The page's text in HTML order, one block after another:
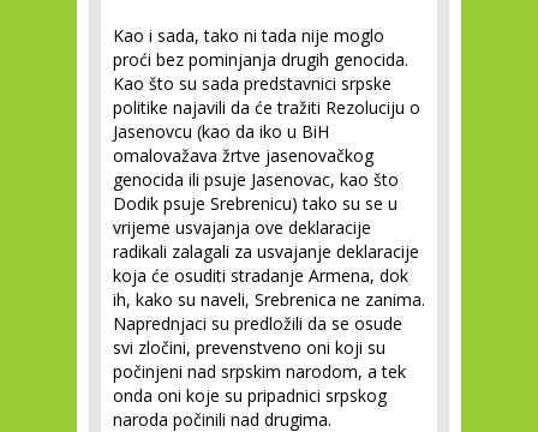
Kao i sada, tako ni tada nije moglo
proći bez pominjanja drugih genocida.
Kao što su sada predstavnici srpske
politike najavili da će tražiti Rezoluciju o
Jasenovcu (kao da iko u BiH
omalovažava žrtve jasenovačkog
genocida ili psuje Jasenovac, kao što
Dodik psuje Srebrenicu) tako su se u
vrijeme usvajanja ove deklaracije
radikali zalagali za usvajanje deklaracije
koja će osuditi stradanje Armena, dok
ih, kako su naveli, Srebrenica ne zanima.
Naprednjaci su predložili da se osude
svi zločini, prevenstveno oni koji su
počinjeni nad srpskim narodom, a tek
onda oni koje su pripadnici srpskog
naroda počinili nad drugima.